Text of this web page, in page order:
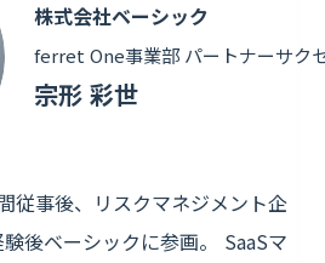
株式会社ベーシック
ferret One事業部 パートナーサク
宗形 彩世
従事後、リスクマネジメント企
後ベーシックに参画。 SaaSマ